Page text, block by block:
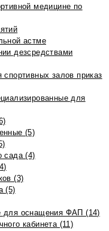
медицине по
астме
дезсредствами
залов приказ
для
(5)
сада (4)
(3)
(5)
для оснащения ФАП (14)
кабинета (11)